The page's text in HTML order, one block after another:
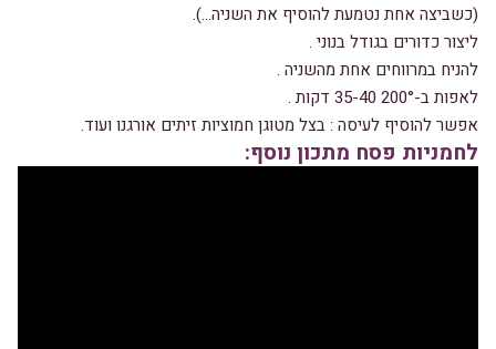
(כשביצה אחת נטמעת להוסיף את השניה…).
ליצור כדורים בגודל בנוני .
להניח במרווחים אחת מהשניה .
לאפות ב-200° 35-40 דקות .
אפשר להוסיף לעיסה : בצל מטוגן חמוציות זיתים אורגנו ועוד.
לחמניות פסח מתכון נוסף: